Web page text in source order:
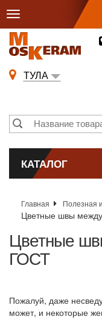
ТУЛА
КАТАЛОГ
Главная Полезная
Цветные швы
Цветные
ГОСТ
Пожалуй, даже
может, и некоторые